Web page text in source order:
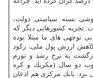
بسته سیاستی دولت،
تجربه كشورهایی دیگر كه
توجهی های ما مبتلا بوده
كاهش ارزش پول ملی، ركود
به نرخ رشد و تورم
دو سال (مكزیك و كره
برد. بانك مركزی هم اذعان